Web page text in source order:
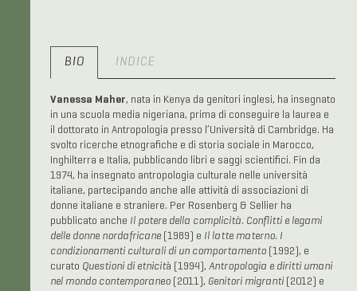
BIO INDICE
Vanessa Maher, nata in Kenya da genitori inglesi, ha insegnato
in una scuola media nigeriana, prima di conseguire la laurea e
il dottorato in Antropologia presso l’Università di Cambridge. Ha
svolto ricerche etnografiche e di storia sociale in Marocco,
Inghilterra e Italia, pubblicando libri e saggi scientifici. Fin da
1974, ha insegnato antropologia culturale nelle università
italiane, partecipando anche alle attività di associazioni di
donne italiane e straniere. Per Rosenberg & Sellier ha
pubblicato anche Il potere della complicità. Conflitti e legami
delle donne nordafricane(1989) e Il latte materno. I
condizionamenti culturali di un comportamento(1992), e
curato Questioni di etnicità (1994), Antropologia e diritti umani
nel mondo contemporaneo(2011), Genitori migranti(2012) e